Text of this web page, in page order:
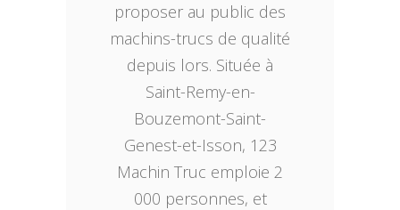
proposer au public des
machins-trucs de qualité
depuis lors. Située à
Saint-Remy-en-
Bouzemont-Saint-
Genest-et-Isson, 123
Machin Truc emploie 2
000 personnes, et